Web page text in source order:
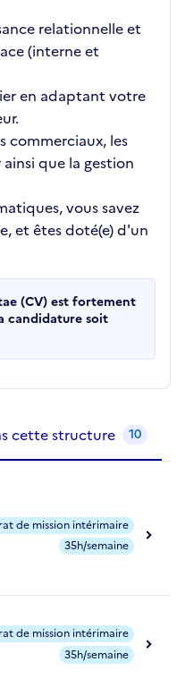
relationnelle et
(interne et
en adaptant votre
commerciaux, les
que la gestion
vous savez
et êtes doté(e) d'un
(CV) est fortement
candidature soit
cette structure 10
de mission intérimaire
35h/semaine
de mission intérimaire
35h/semaine